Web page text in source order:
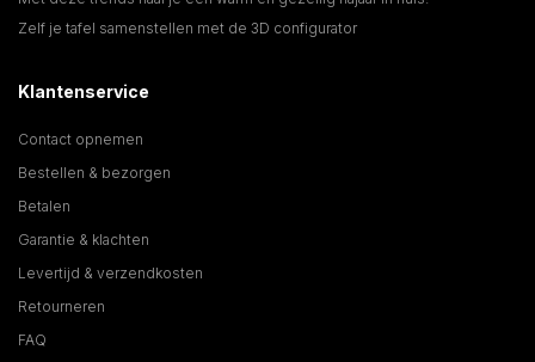
Zelf je tafel samenstellen met de 3D configurator
Klantenservice
Contact opnemen
Bestellen & bezorgen
Betalen
Garantie & klachten
Levertijd & verzendkosten
Retourneren
FAQ